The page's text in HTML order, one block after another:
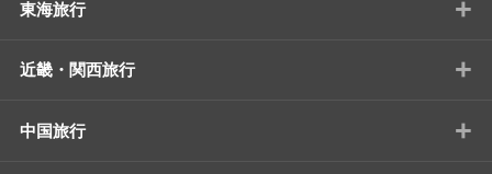
東海旅行 +
近畿・関西旅行 +
中国旅行 +